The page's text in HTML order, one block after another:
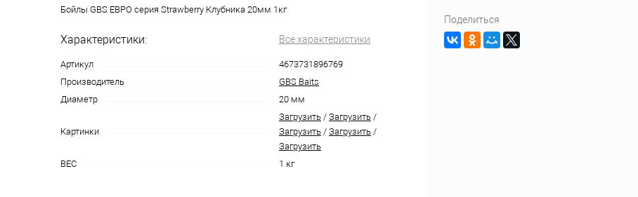
Бойлы GBS ЕВРО серия Strawberry Клубника 20мм 1кг
Характеристики: Все характеристики
Артикул
4673731896769
Производитель
GBS Baits
Диаметр
20 мм
Картинки
Загрузить / Загрузить /
Загрузить / Загрузить /
Загрузить
ВЕС
1 кг
Поделиться